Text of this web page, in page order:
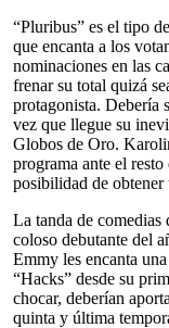
“Pluribus” es el tipo
que encanta a los
nominaciones en las
frenar su total quizá
protagonista. Debería
vez que llegue su
Globos de Oro.
programa ante el
posibilidad de
La tanda de comedias
coloso debutante del
Emmy les encanta
“Hacks” desde su
chocar, deberían
quinta y última